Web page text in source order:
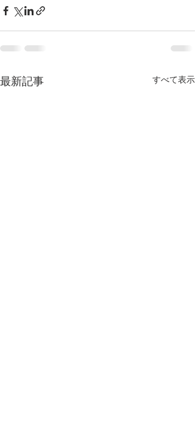
最新記事 すべて表示